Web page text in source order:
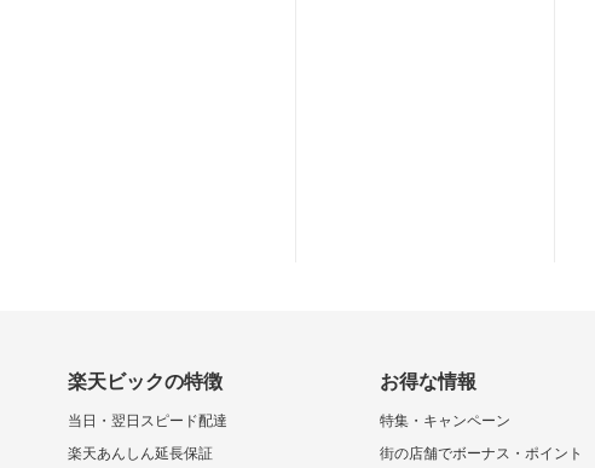
楽天ビックの特徴
当日・翌日スピード配達
楽天あんしん延長保証
お得な情報
特集・キャンペーン
街の店舗でボーナス・ポイント